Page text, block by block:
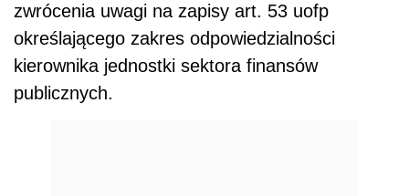
zwrócenia uwagi na zapisy art. 53 uofp
określającego zakres odpowiedzialności
kierownika jednostki sektora finansów
publicznych.